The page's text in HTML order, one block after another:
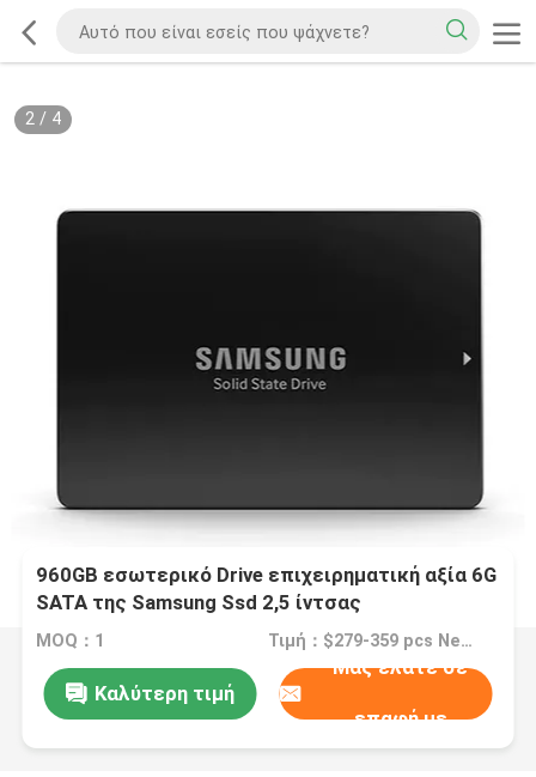
2/ 4
960GB εσωτερικό Drive επιχειρηματική αξία 6G
SATA της Samsung Ssd 2,5 ίντσας
MOQ：1 Τιμή：$279-359 pcs Negotiable
Καλύτερη τιμή
Μας ελάτε σε
επαφή με